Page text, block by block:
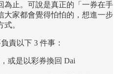
為止。可說是真正的「一券在手
大家都會覺得怕怕的，想進一步
。
責以下 3 件事：
或是以彩券換回 Dai